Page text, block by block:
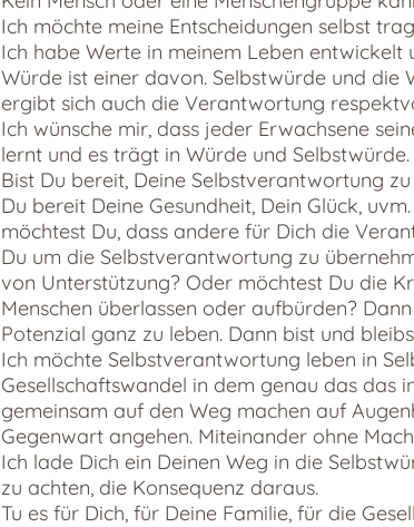
Ich möchte meine Entscheidungen selbst
Ich habe Werte in meinem Leben entwickelt
Würde ist einer davon. Selbstwürde und die
ergibt sich auch die Verantwortung
Ich wünsche mir, dass jeder Erwachsene
lernt und es trägt in Würde und
Bist Du bereit, Deine Selbstverantwortung
Du bereit Deine Gesundheit, Dein Glück,
möchtest Du, dass andere für Dich die
Du um die Selbstverantwortung zu
von Unterstützung? Oder möchtest Du die
Menschen überlassen oder aufbürden?
Potenzial ganz zu leben. Dann bist und
Ich möchte Selbstverantwortung leben in
Gesellschaftswandel in dem genau das das
gemeinsam auf den Weg machen auf
Gegenwart angehen. Miteinander ohne
Ich lade Dich ein Deinen Weg in die
zu achten, die Konsequenz daraus.
Tu es für Dich, für Deine Familie, für die